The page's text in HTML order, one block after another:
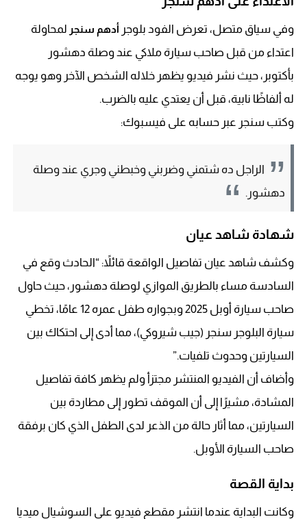
وفي سياق متصل، تعرض الفود بلوجر أدهم سنجر لمحاولة
اعتداء من قبل صاحب سيارة ملاكي عند وصلة دهشور
بأكتوبر، حيث نشر فيديو يظهر خلاله الشخص الآخر وهو يوجه
له ألفاظًا نابية، قبل أن يعتدي عليه بالضرب.
وكتب سنجر عبر حسابه على فيسبوك:
الراجل ده شتمني وضربني وخبطني وجري عند وصلة
دهشور.
شهادة شاهد عيان
وكشف شاهد عيان تفاصيل الواقعة قائلاً: “الحادث وقع في
السادسة مساء بالطريق الموازي لوصلة دهشور، حيث حاول
صاحب سيارة أوبل 2025 وبجواره طفل عمره 12 عامًا، تخطي
سيارة البلوجر سنجر (جيب شيروكي)، مما أدى إلى احتكاك بين
السيارتين وحدوث تلفيات.”
وأضاف أن الفيديو المنتشر مجتزأ ولم يظهر كافة تفاصيل
المشادة، مشيرًا إلى أن الموقف تطور إلى مطاردة بين
السيارتين، مما أثار حالة من الذعر لدى الطفل الذي كان برفقة
صاحب السيارة الأوبل.
بداية القصة
وكانت البداية عندما انتشر مقطع فيديو على السوشيال ميديا